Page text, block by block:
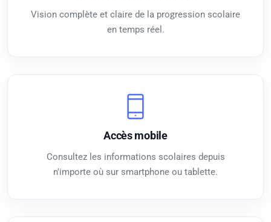
Vision complète et claire de la progression scolaire
en temps réel.
Accès mobile
Consultez les informations scolaires depuis
n'importe où sur smartphone ou tablette.